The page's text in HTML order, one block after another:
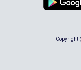
Copyright